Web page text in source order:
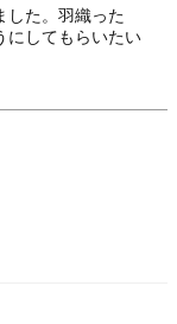
した。羽織った
にしてもらいたい